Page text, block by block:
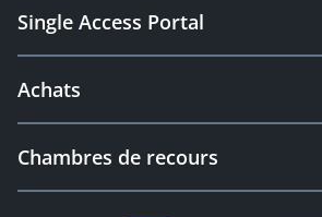
Single Access Portal
Achats
Chambres de recours